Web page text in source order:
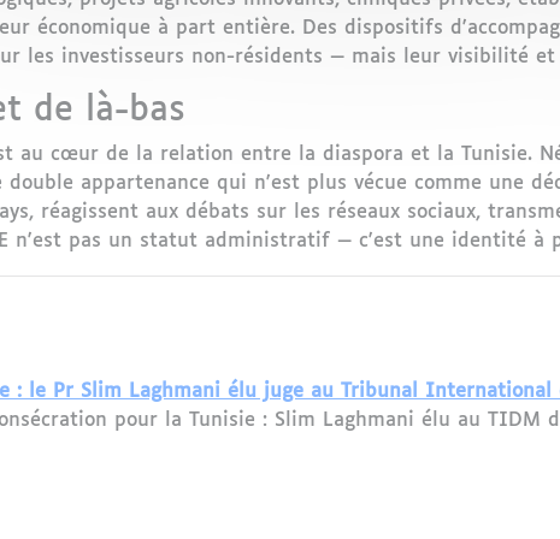
économique à part entière. Des dispositifs
les investisseurs non-résidents — mais leur visibilité
de là-bas
au cœur de la relation entre la diaspora et la Tunisie.
double appartenance qui n'est plus vécue comme une
réagissent aux débats sur les réseaux sociaux,
n'est pas un statut administratif — c'est une identité à
: le Pr Slim Laghmani élu juge au Tribunal
pour la Tunisie : Slim Laghmani élu au TIDM